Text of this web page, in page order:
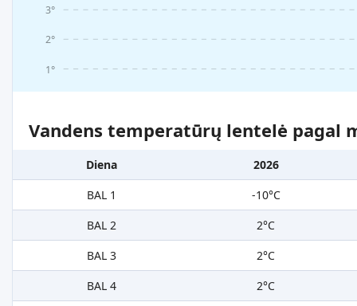
1°
2°
3°
Vandens temperatūrų lentelė pagal
Diena
2026
BAL 1
-10°C
BAL 2
2°C
BAL 3
2°C
BAL 4
2°C